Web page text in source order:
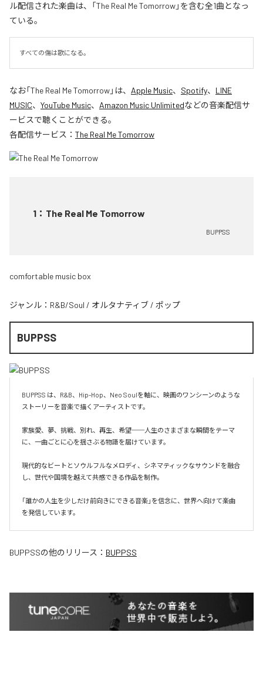
ル配信された楽曲は、「The Real Me Tomorrow」を含む全1曲となっ
ている。
すべての傷は歌になる。
なお「The Real Me Tomorrow」は、 Apple Music、 Spotify、 LINE
MUSIC、 YouTube Music、 Amazon Music Unlimitedなどの音楽配信サ
ービスで聴くことができる。
各配信サービス： The Real Me Tomorrow
1 ： The Real Me Tomorrow
BUPPSS
comfortable music box
ジャンル： R&B/Soul / オルタナティブ / ポップ
BUPPSS
BUPPSS は、R&B、Hip-Hop、Neo Soulを軸に、映画のワンシーンのような
ストーリーを音楽で描くアーティストです。
家族愛、夢、挑戦、別れ、再生、希望──人生のさまざまな瞬間をテーマ
に、一曲ごとに心を揺さぶる物語を届けています。
現代的なビートとソウルフルなメロディ、シネマティックなサウンドを融合
し、世代や国境を越えて共感できる作品を制作。
「誰かの人生を少しだけ前向きにできる音楽」を信念に、世界へ向けて楽曲
を発信しています。
BUPPSSの他のリリース： BUPPSS